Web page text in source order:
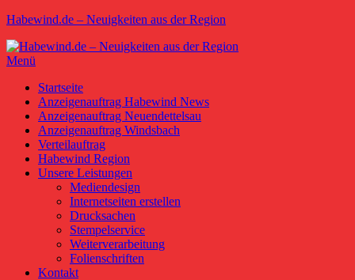
Zum
springen
Habewind.de – Neuigkeiten aus der Region
Menü
Primäres
Menü
Startseite
Anzeigenauftrag Habewind News
Anzeigenauftrag Neuendettelsau
Anzeigenauftrag Windsbach
Verteilauftrag
Habewind Region
Unsere Leistungen
Mediendesign
Internetseiten erstellen
Drucksachen
Stempelservice
Weiterverarbeitung
Folienschriften
Kontakt